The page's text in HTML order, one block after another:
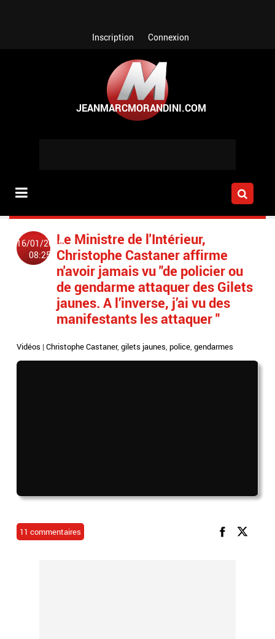
Inscription Connexion
16/01/2019
08:25
Le Ministre de l'Intérieur,
Christophe Castaner affirme
n'avoir jamais vu "de policier ou
de gendarme attaquer des Gilets
jaunes. A l’inverse, j’ai vu des
manifestants les attaquer "
Vidéos |Christophe Castaner,gilets jaunes,police,gendarmes
11 commentaires